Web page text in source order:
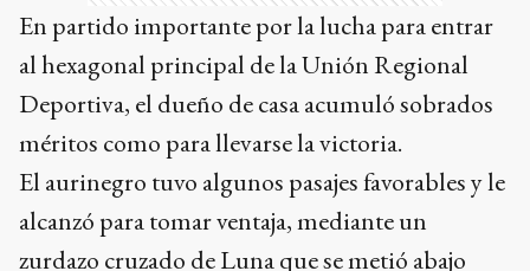
En partido importante por la lucha para entrar
al hexagonal principal de la Unión Regional
Deportiva, el dueño de casa acumuló sobrados
méritos como para llevarse la victoria.
El aurinegro tuvo algunos pasajes favorables y le
alcanzó para tomar ventaja, mediante un
zurdazo cruzado de Luna que se metió abajo